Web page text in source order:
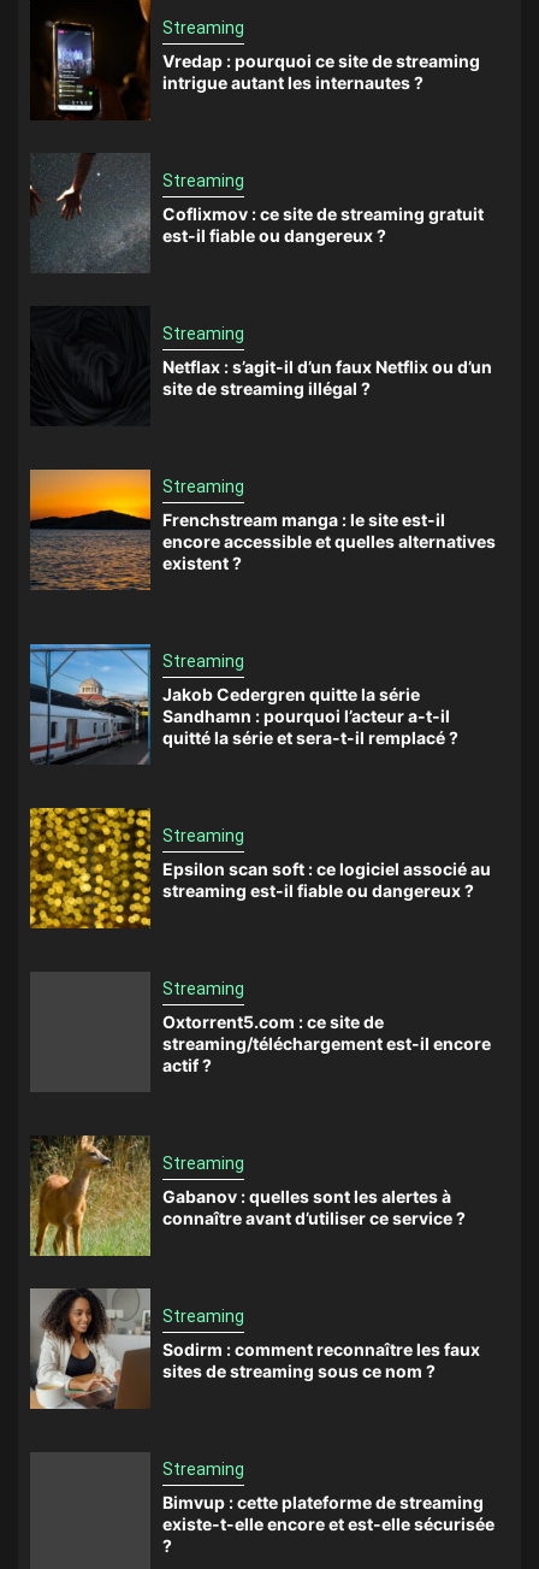
Streaming
Vredap : pourquoi ce site de streaming
intrigue autant les internautes ?
Streaming
Coflixmov : ce site de streaming gratuit
est-il fiable ou dangereux ?
Streaming
Netflax : s’agit-il d’un faux Netflix ou d’un
site de streaming illégal ?
Streaming
Frenchstream manga : le site est-il
encore accessible et quelles alternatives
existent ?
Streaming
Jakob Cedergren quitte la série
Sandhamn : pourquoi l’acteur a-t-il
quitté la série et sera-t-il remplacé ?
Streaming
Epsilon scan soft : ce logiciel associé au
streaming est-il fiable ou dangereux ?
Streaming
Oxtorrent5.com : ce site de
streaming/téléchargement est-il encore
actif ?
Streaming
Gabanov : quelles sont les alertes à
connaître avant d’utiliser ce service ?
Streaming
Sodirm : comment reconnaître les faux
sites de streaming sous ce nom ?
Streaming
Bimvup : cette plateforme de streaming
existe-t-elle encore et est-elle sécurisée
?